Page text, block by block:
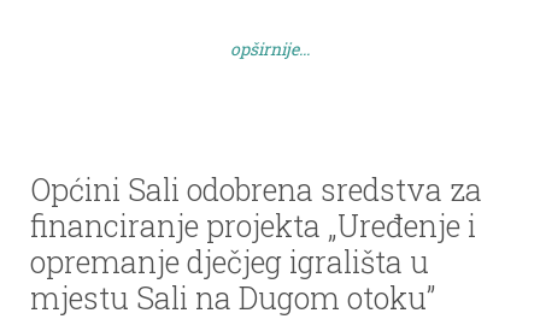
opširnije...
Općini Sali odobrena sredstva za
financiranje projekta „Uređenje i
opremanje dječjeg igrališta u
mjestu Sali na Dugom otoku”